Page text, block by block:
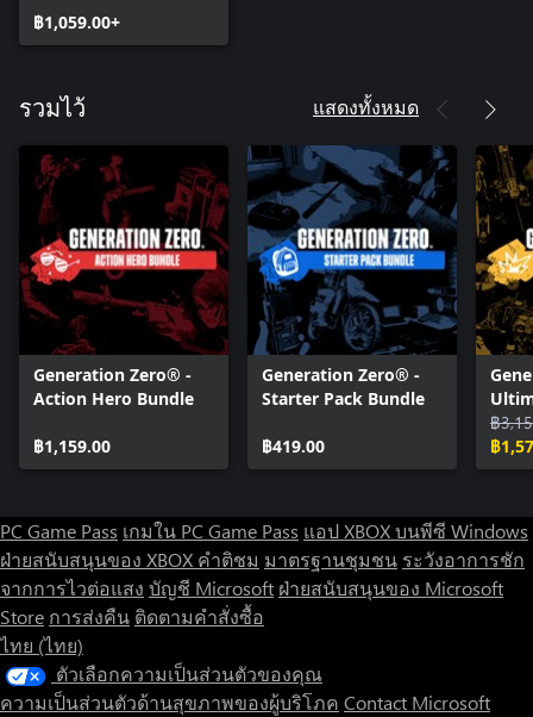
• G79 HE Grenade - Ammo crafting schematic that makes G79
HE Grenades.
฿1,059.00+
รวมไว้ แสดงทั้งหมด
Generation Zero® -
Action Hero Bundle
฿1,159.00
Generation Zero® -
Starter Pack Bundle
฿419.00
฿
฿
PC Game Pass เกมใน PC Game Pass แอป XBOX บนพีซี Windows
ฝ่ายสนับสนุนของ XBOX คำติชม มาตรฐานชุมชน ระวังอาการชัก
จากการไวต่อแสง บัญชี Microsoft ฝ่ายสนับสนุนของ Microsoft
Store การส่งคืน ติดตามคำสั่งซื้อ
ไทย (ไทย)
ตัวเลือกความเป็นส่วนตัวของคุณ
ความเป็นส่วนตัวด้านสุขภาพของผู้บริโภค Contact Microsoft